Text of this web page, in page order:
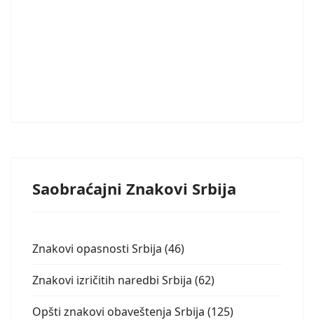
Saobraćajni Znakovi Srbija
Znakovi opasnosti Srbija (46)
Znakovi izričitih naredbi Srbija (62)
Opšti znakovi obaveštenja Srbija (125)